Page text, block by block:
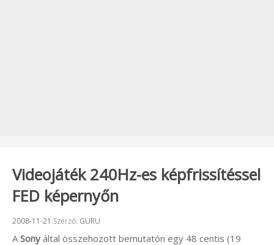
Videojáték 240Hz-es képfrissítéssel
FED képernyőn
Beküldve:
2008-11-21 Szerző: GURU
A Sony által összehozott bemutatón egy 48 centis (19